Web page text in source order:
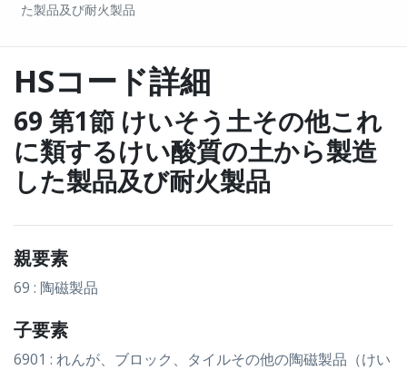
た製品及び耐火製品
HSコード詳細
69 第1節 けいそう土その他これ
に類するけい酸質の土から製造
した製品及び耐火製品
親要素
69 : 陶磁製品
子要素
6901 : れんが、ブロック、タイルその他の陶磁製品（けい
ユーザー登録
ログイン